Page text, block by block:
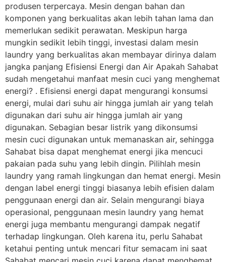
produsen terpercaya. Mesin dengan bahan dan
komponen yang berkualitas akan lebih tahan lama dan
memerlukan sedikit perawatan. Meskipun harga
mungkin sedikit lebih tinggi, investasi dalam mesin
laundry yang berkualitas akan membayar dirinya dalam
jangka panjang Efisiensi Energi dan Air Apakah Sahabat
sudah mengetahui manfaat mesin cuci yang menghemat
energi? . Efisiensi energi dapat mengurangi konsumsi
energi, mulai dari suhu air hingga jumlah air yang telah
digunakan dari suhu air hingga jumlah air yang
digunakan. Sebagian besar listrik yang dikonsumsi
mesin cuci digunakan untuk memanaskan air, sehingga
Sahabat bisa dapat menghemat energi jika mencuci
pakaian pada suhu yang lebih dingin. Pilihlah mesin
laundry yang ramah lingkungan dan hemat energi. Mesin
dengan label energi tinggi biasanya lebih efisien dalam
penggunaan energi dan air. Selain mengurangi biaya
operasional, penggunaan mesin laundry yang hemat
energi juga membantu mengurangi dampak negatif
terhadap lingkungan. Oleh karena itu, perlu Sahabat
ketahui penting untuk mencari fitur semacam ini saat